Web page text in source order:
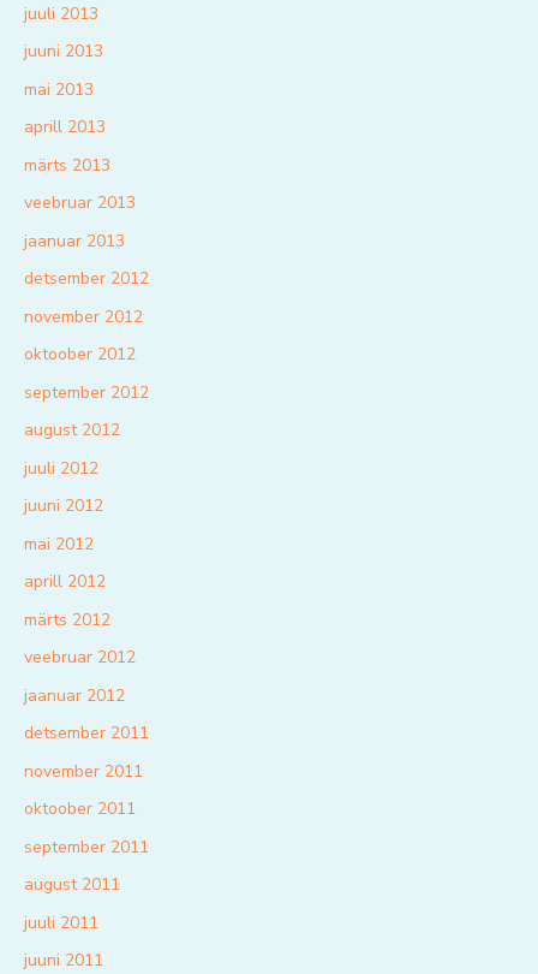
juuli 2013
juuni 2013
mai 2013
aprill 2013
märts 2013
veebruar 2013
jaanuar 2013
detsember 2012
november 2012
oktoober 2012
september 2012
august 2012
juuli 2012
juuni 2012
mai 2012
aprill 2012
märts 2012
veebruar 2012
jaanuar 2012
detsember 2011
november 2011
oktoober 2011
september 2011
august 2011
juuli 2011
juuni 2011